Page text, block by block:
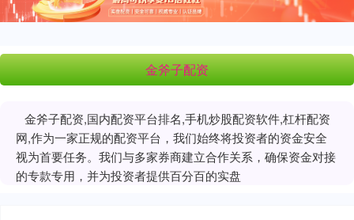
金斧子配资
金斧子配资,国内配资平台排名,手机炒股配资软件,杠杆配资
网,作为一家正规的配资平台，我们始终将投资者的资金安全
视为首要任务。我们与多家券商建立合作关系，确保资金对接
的专款专用，并为投资者提供百分百的实盘